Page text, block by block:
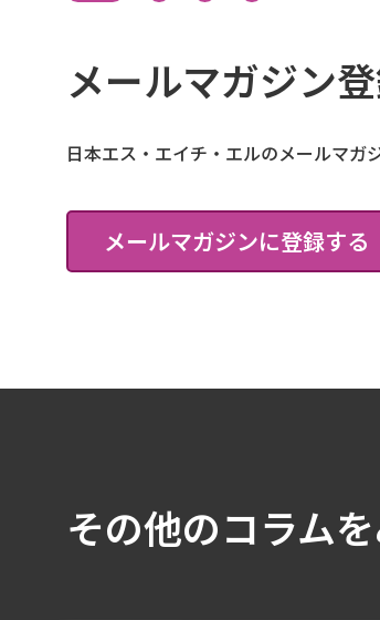
メールマガジン
日本エス・エイチ・エルのメールマガ
メールマガジンに登録する
その他のコラム